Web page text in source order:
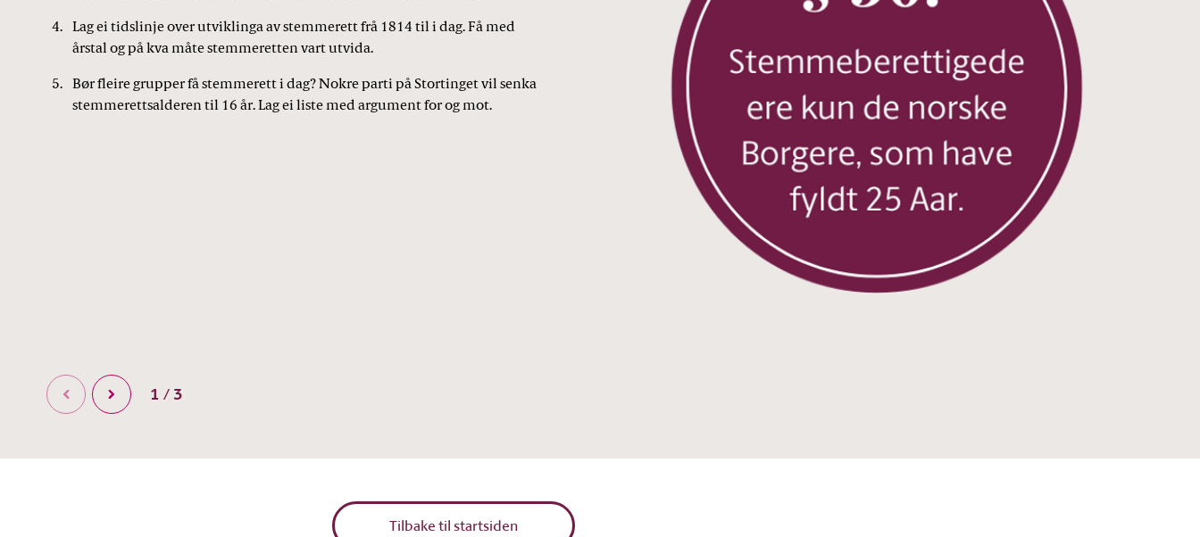
Lag ei tidslinje over utviklinga av stemmerett frå 1814 til i dag. Få med
årstal og på kva måte stemmeretten vart utvida.
Bør fleire grupper få stemmerett i dag? Nokre parti på Stortinget vil senka
stemmerettsalderen til 16 år. Lag ei liste med argument for og mot.
Førre Gå vidare1 / 3
Tilbake til startsiden